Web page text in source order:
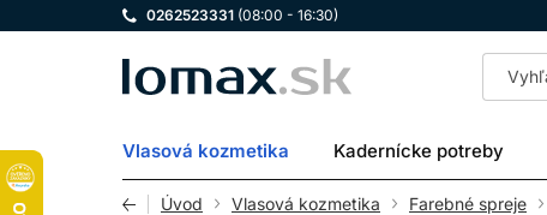
0262523331 (08:00 - 16:30)
LOMAX
Vlasová kozmetika Kadernícke potreby
Úvod Vlasová kozmetika Farebné spreje